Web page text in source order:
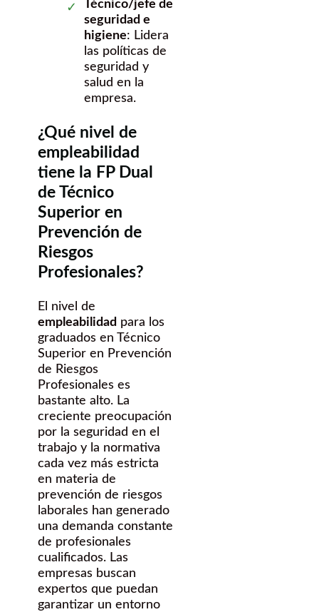
Técnico/jefe de
seguridad e
higiene: Lidera
las políticas de
seguridad y
salud en la
empresa.
¿Qué nivel de
empleabilidad
tiene la FP Dual
de Técnico
Superior en
Prevención de
Riesgos
Profesionales?
El nivel de
empleabilidad para los
graduados en Técnico
Superior en Prevención
de Riesgos
Profesionales es
bastante alto. La
creciente preocupación
por la seguridad en el
trabajo y la normativa
cada vez más estricta
en materia de
prevención de riesgos
laborales han generado
una demanda constante
de profesionales
cualificados. Las
empresas buscan
expertos que puedan
garantizar un entorno